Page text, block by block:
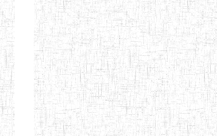
Chercher:
Effacer les filtres
Denomination
Type